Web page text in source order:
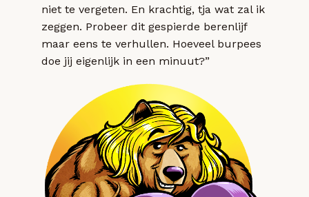
niet te vergeten. En krachtig, tja wat zal ik
zeggen. Probeer dit gespierde berenlijf
maar eens te verhullen. Hoeveel burpees
doe jij eigenlijk in een minuut?”